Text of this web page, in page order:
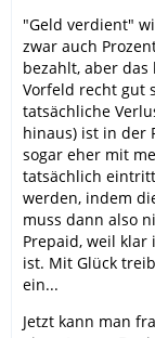
"Geld verdient"
zwar auch
bezahlt, aber
Vorfeld recht gut
tatsächliche
hinaus) ist in der
sogar eher mit
tatsächlich
werden, indem
muss dann also
Prepaid, weil
ist. Mit Glück
ein...
Jetzt kann man